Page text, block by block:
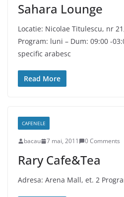
Sahara Lounge
Locatie: Nicolae Titulescu, nr
Program: luni – Dum: 09:00 -
specific arabesc
Read More
CAFENELE
bacau 7 mai, 2011 0 Comments
Rary Cafe&Tea
Adresa: Arena Mall, et. 2